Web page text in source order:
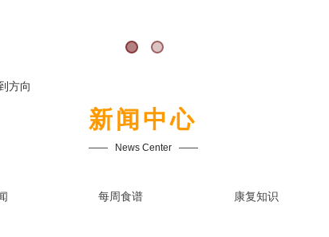
方向
新闻中心
—— News Center ——
每周食谱 康复知识